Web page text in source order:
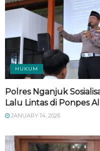
HUKUM
Polres Nganjuk
Lalu Lintas di Ponpes
JANUARY 14, 2026